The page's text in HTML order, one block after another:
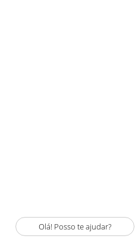
Olá! Posso te ajudar?